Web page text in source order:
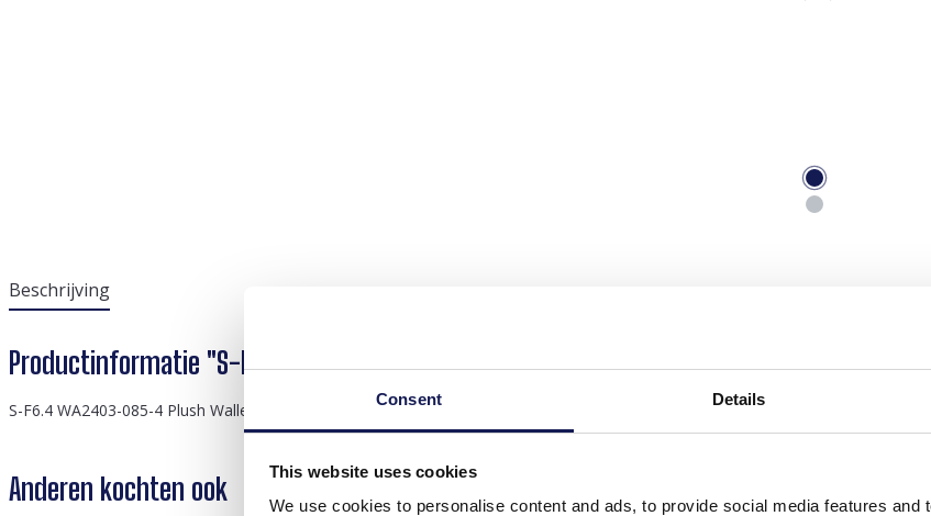
Consent Details
This website uses cookies
We use cookies to personalise content and ads, to provide social media features and
Beschrijving
Productinformatie "S-F6.4 WA2403-085-4 Plush Wallet Unicorn 12cm"
S-F6.4 WA2403-085-4 Plush Wallet Unicorn 12cm
Anderen kochten ook